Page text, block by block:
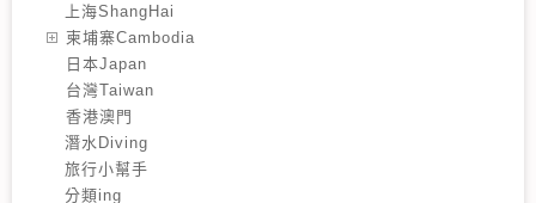
上海ShangHai
️柬埔寨Cambodia
️日本Japan
️台灣Taiwan
️香港澳門
潛水Diving
旅行小幫手
分類ing